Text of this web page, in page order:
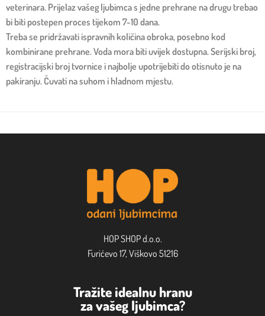
veterinara. Prijelaz vašeg ljubimca s jedne prehrane na drugu trebao
bi biti postepen proces tijekom 7-10 dana.
Treba se pridržavati ispravnih količina obroka, posebno kod
kombinirane prehrane. Voda mora biti uvijek dostupna. Serijski broj,
registracijski broj tvornice i najbolje upotrijebiti do otisnuto je na
pakiranju. Čuvati na suhom i hladnom mjestu.
HOP SHOP d.o.o.
Furićevo 17, Viškovo 51216
Tražite idealnu hranu
za vašeg ljubimca?